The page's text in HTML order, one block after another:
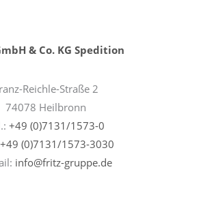
& Co. KG Spedition
Reichle-Straße 2
74078 Heilbronn
+49 (0)7131/1573-0
+49 (0)7131/1573-3030
info@fritz-gruppe.de